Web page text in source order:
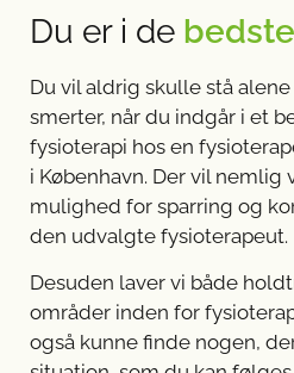
Du er i de bedste
Du vil aldrig skulle stå
smerter, når du indgår i et
fysioterapi hos en
i København. Der vil nemlig
mulighed for sparring og
den udvalgte fysioterapeut.
Desuden laver vi både
områder inden for
også kunne finde nogen,